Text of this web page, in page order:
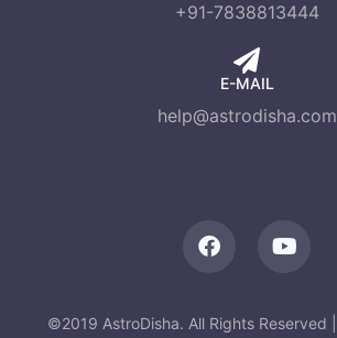
+91-7838813444
E-MAIL
help@astrodisha.com
©2019 AstroDisha. All Rights Reserved |